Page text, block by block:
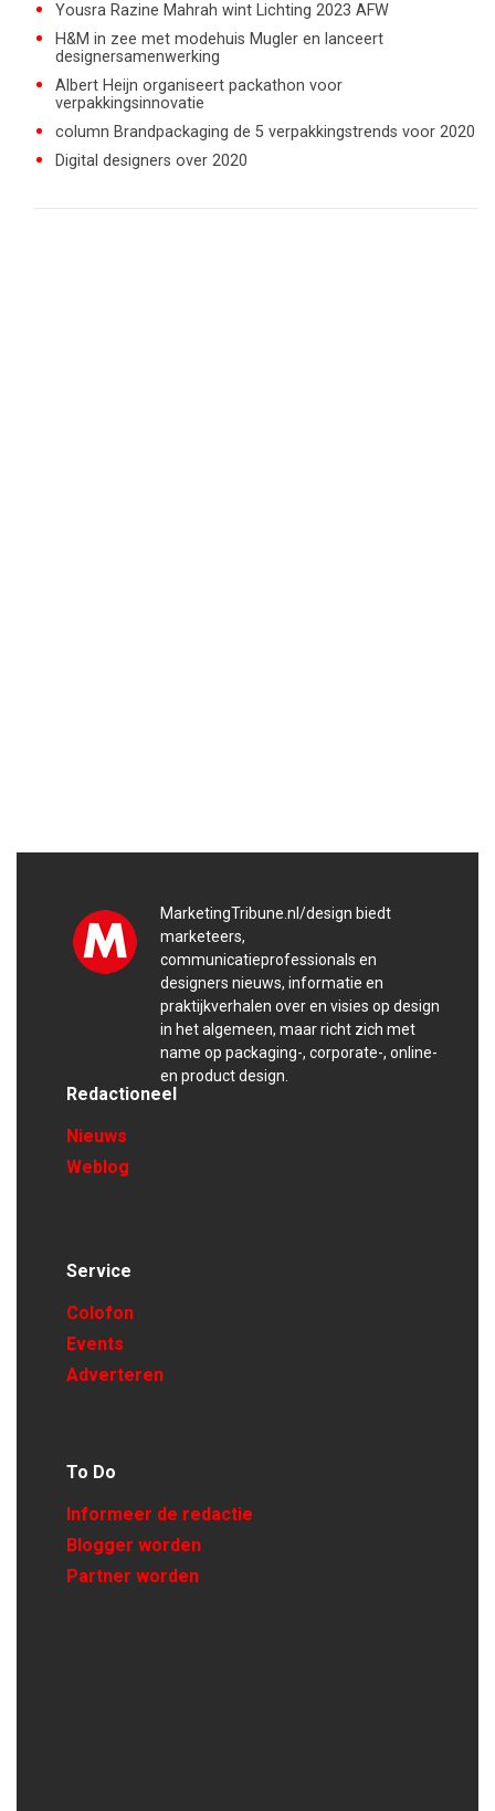
Yousra Razine Mahrah wint Lichting 2023 AFW
H&M in zee met modehuis Mugler en lanceert
designersamenwerking
Albert Heijn organiseert packathon voor
verpakkingsinnovatie
column Brandpackaging de 5 verpakkingstrends voor 2020
Digital designers over 2020
MarketingTribune.nl/design biedt
marketeers,
communicatieprofessionals en
designers nieuws, informatie en
praktijkverhalen over en visies op design
in het algemeen, maar richt zich met
name op packaging-, corporate-, online-
en product design.
Redactioneel
Nieuws
Weblog
Service
Colofon
Events
Adverteren
To Do
Informeer de redactie
Blogger worden
Partner worden